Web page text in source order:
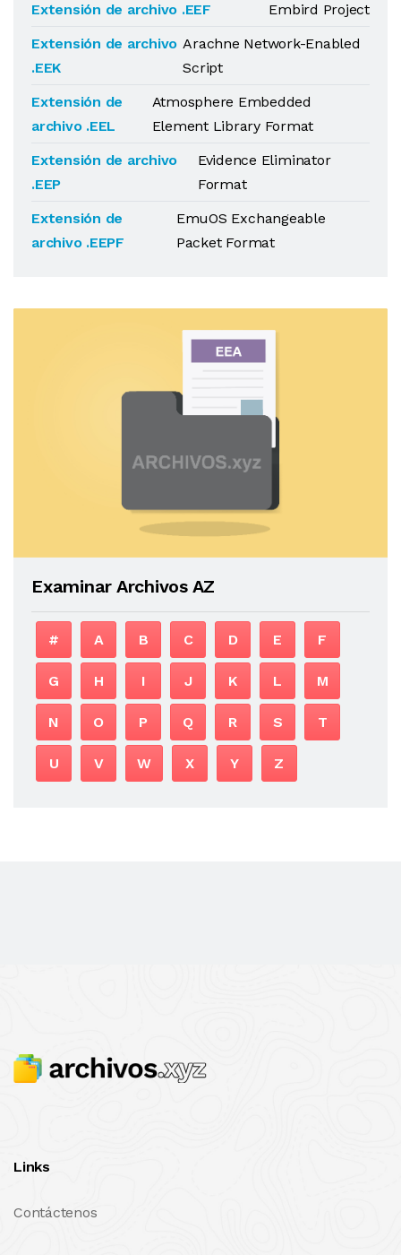
Extensión de archivo .EEF
Embird Project
Extensión de archivo
.EEK
Arachne Network-Enabled
Script
Extensión de
archivo .EEL
Atmosphere Embedded
Element Library Format
Extensión de archivo
.EEP
Evidence Eliminator
Format
Extensión de
archivo .EEPF
EmuOS Exchangeable
Packet Format
Examinar Archivos AZ
# A B C D E F
G H I J K L M
N O P Q R S T
U V W X Y Z
Links
Contáctenos